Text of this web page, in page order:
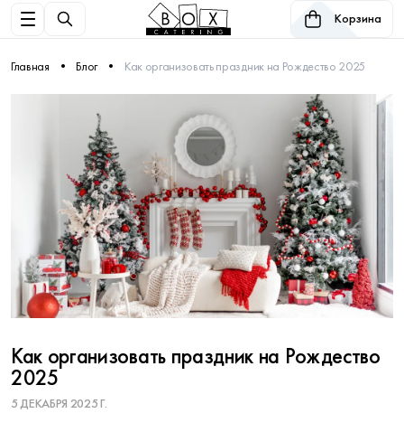
Корзина
Главная Блог Как организовать праздник на Рождество 2025
Как организовать праздник на Рождество
2025
5 ДЕКАБРЯ 2025 Г.